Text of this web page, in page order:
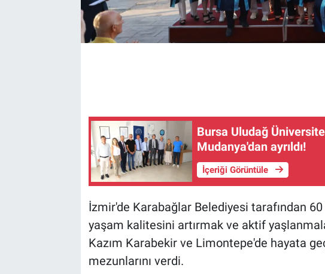
Bursa Uludağ
Mudanya'dan ayrıldı!
İçeriği Görüntüle
İzmir'de Karabağlar Belediyesi tarafından
yaşam kalitesini artırmak ve aktif
Kazım Karabekir ve Limontepe'de hayata
mezunlarını verdi.